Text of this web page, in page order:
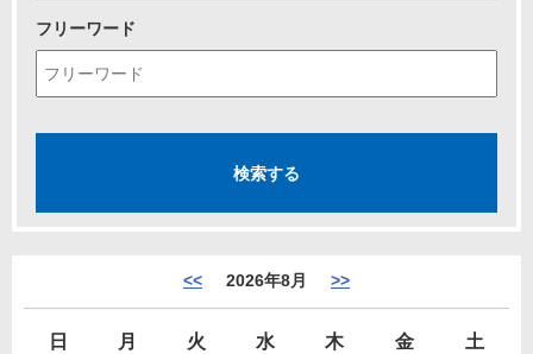
フリーワード
<< 2026年8月 >>
日 月 火 水 木 金
土